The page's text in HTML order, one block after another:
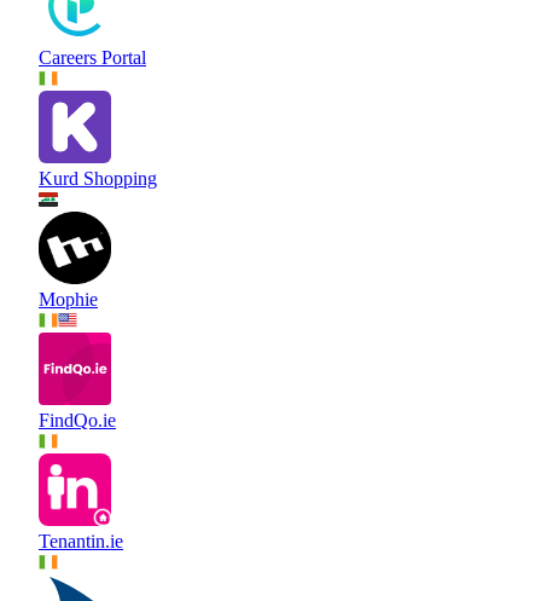
Careers Portal
Kurd Shopping
Mophie
FindQo.ie
Tenantin.ie